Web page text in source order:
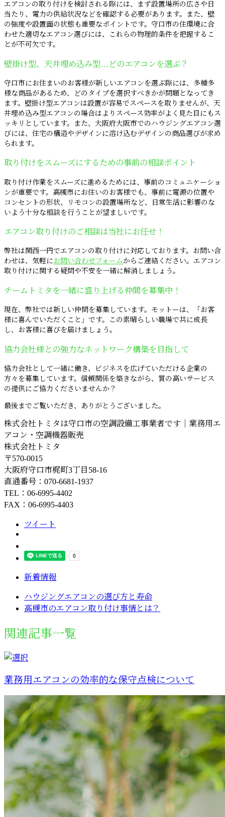
エアコンの取り付けを検討される際には、まず設置場所の広さや日
当たり、電力の供給状況などを確認する必要があります。また、壁
の強度や設置面の状態も重要なポイントです。守口市の住環境に合
わせた適切なエアコン選びには、これらの物理的条件を把握するこ
とが不可欠です。
壁掛け型、天井埋め込み型…どのエアコンを選ぶ？
守口市にお住まいのお客様が新しいエアコンを選ぶ際には、多種多
様な商品があるため、どのタイプを選択すべきかが問題となってき
ます。壁掛け型エアコンは設置が容易でスペースを取りませんが、天
井埋め込み型エアコンの場合はよりスペース効率がよく見た目にもス
ッキリとしています。また、大阪府大阪市でのハウジングエアコン選
びには、住宅の構造やデザインに溶け込むデザインの商品選びが求め
られます。
取り付けをスムーズにするための事前の相談ポイント
取り付け作業をスムーズに進めるためには、事前のコミュニケーショ
ンが重要です。高槻市にお住いのお客様でも、事前に電源の位置や
コンセントの形状、リモコンの設置場所など、日常生活に影響のな
いよう十分な相談を行うことが望ましいです。
エアコン取り付けのご相談は当社にお任せ！
弊社は関西一円でエアコンの取り付けに対応しております。お問い合
わせは、気軽にお問い合わせフォームからご連絡ください。エアコン
取り付けに関する疑問や不安を一緒に解消しましょう。
チームトミタを一緒に盛り上げる仲間を募集中！
現在、弊社では新しい仲間を募集しています。モットーは、「お客
様に喜んでいただくこと」です。この素晴らしい職場で共に成長
し、お客様に喜びを届けましょう。
協力会社様との強力なネットワーク構築を目指して
協力会社として一緒に働き、ビジネスを広げていただける企業の
方々を募集しています。信頼関係を築きながら、質の高いサービス
の提供にご協力くださいませんか？
最後までご覧いただき、ありがとうございました。
株式会社トミタは守口市の空調設備工事業者です｜業務用エ
アコン・空調機器販売
株式会社トミタ
〒570-0015
大阪府守口市梶町3丁目58-16
直通番号：070-6681-1937
TEL：06-6995-4402
FAX：06-6995-4403
ツイート
新着情報
ハウジングエアコンの選び方と寿命
高槻市のエアコン取り付け事情とは？
関連記事一覧
業務用エアコンの効率的な保守点検について